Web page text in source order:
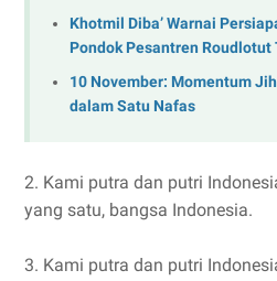
Khotmil Diba’ Warnai
Pondok Pesantren Roudlotut
10 November: Momentum
dalam Satu Nafas
2. Kami putra dan putri
yang satu, bangsa Indonesia.
3. Kami putra dan putri